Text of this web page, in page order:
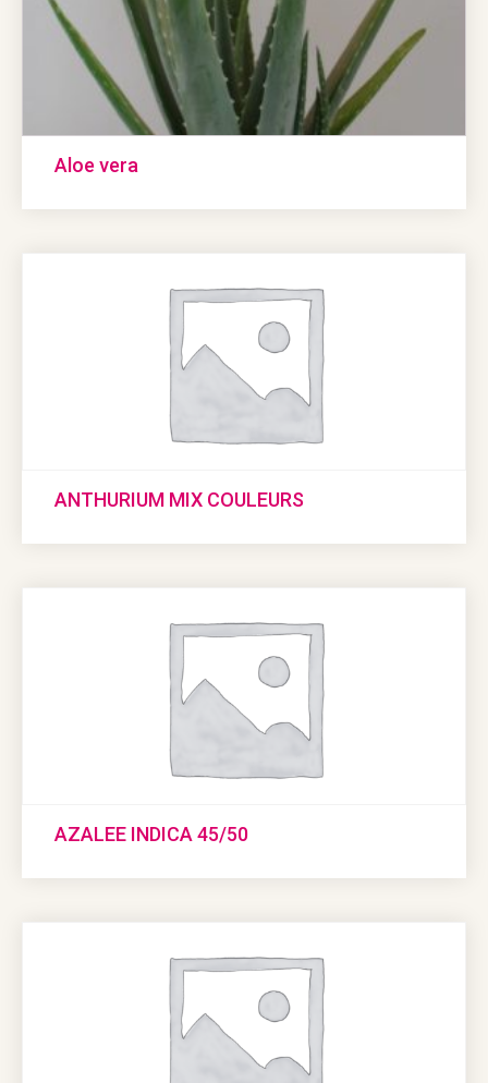
Aloe vera
ANTHURIUM MIX COULEURS
AZALEE INDICA 45/50